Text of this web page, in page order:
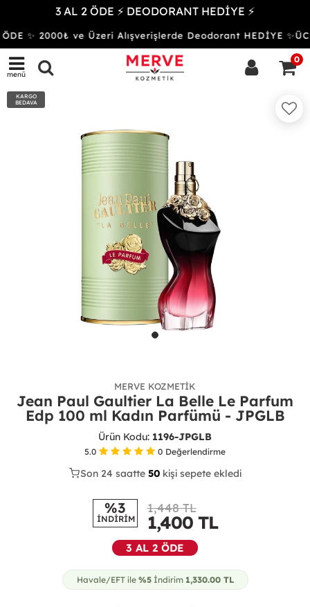
3 AL 2 ÖDE ⚡ DEODORANT HEDİYE ⚡
✨ 2000₺ ve Üzeri Alışverişlerde Deodorant HEDİYE
menü
0
KARGO
BEDAVA
MERVE KOZMETIK
Jean Paul Gaultier La Belle Le Parfum
Edp 100 ml Kadın Parfümü - JPGLB
Ürün Kodu: 1196-JPGLB
5.0 0 Değerlendirme
41
Son 24 saatte 50kişi sepete ekledi
22
%3
İNDİRİM
1,448 TL
1,400TL
3 AL 2 ÖDE
Havale/EFT ile %5İndirim 1,330.00TL